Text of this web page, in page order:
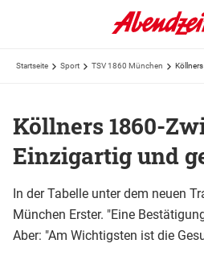
Startseite Sport TSV 1860 München
Köllners 1860-
Einzigartig und
In der Tabelle unter dem neuen
München Erster. "Eine
Aber: "Am Wichtigsten ist die